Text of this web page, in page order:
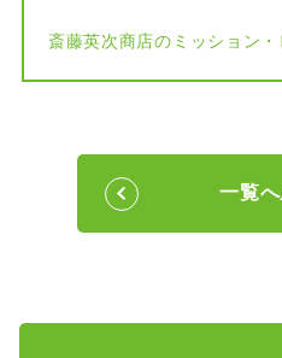
斎藤英次商店のミッション
一覧